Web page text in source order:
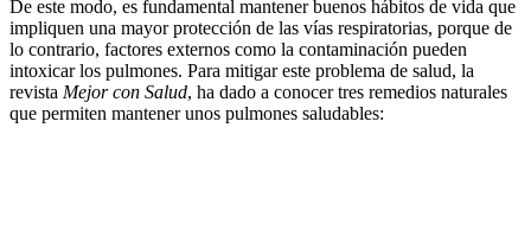
De este modo, es fundamental mantener buenos hábitos de vida que
impliquen una mayor protección de las vías respiratorias, porque de
lo contrario, factores externos como la contaminación pueden
intoxicar los pulmones. Para mitigar este problema de salud, la
revista Mejor con Salud, ha dado a conocer tres remedios naturales
que permiten mantener unos pulmones saludables: